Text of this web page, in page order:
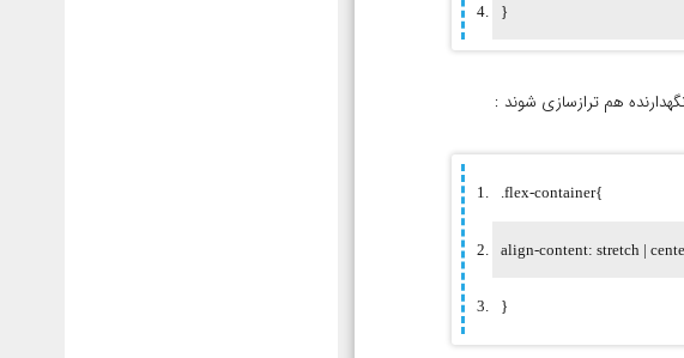
}
.flex-container{
align-content: stretch |
}